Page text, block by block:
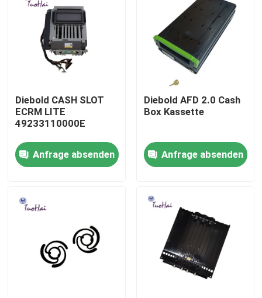
Produkte
Über uns
Diebold CASH SLOT
ECRM LITE
49233110000E
Anfrage absenden
Diebold AFD 2.0 Cash
Box Kassette
Anfrage absenden